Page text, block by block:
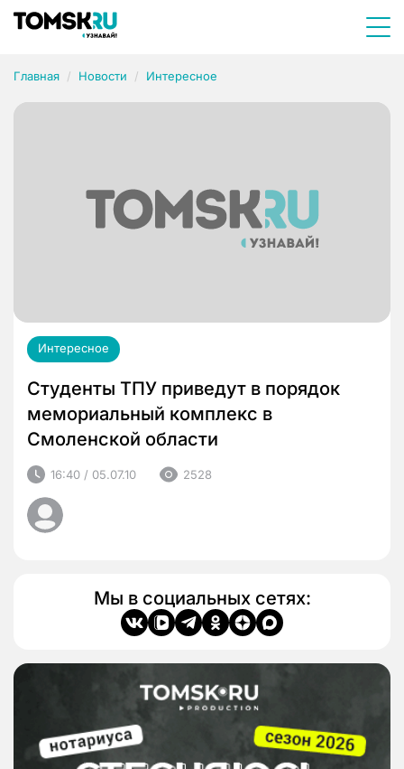
Главная Новости Интересное
Интересное
Студенты ТПУ приведут в порядок
мемориальный комплекс в
Смоленской области
16:40 / 05.07.10 2528
Мы в социальных сетях: